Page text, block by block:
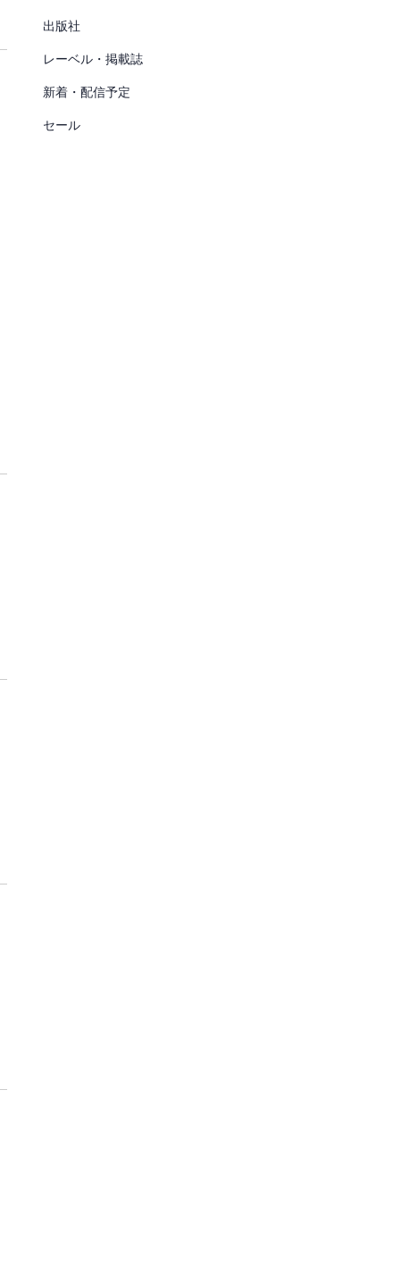
出版社
レーベル・掲載誌
新着・配信予定
セール